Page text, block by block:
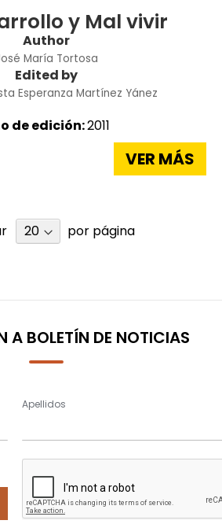
y Mal vivir
Author
María Tortosa
Edited by
Esperanza Martínez Yánez
de edición:2011
VER MÁS
por página
A BOLETÍN DE NOTICIAS
Apellidos